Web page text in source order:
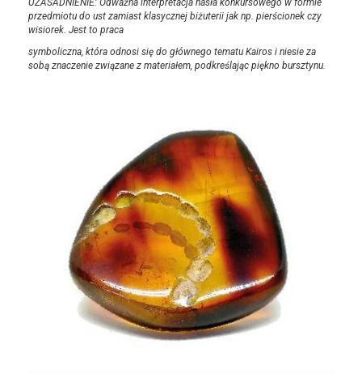
UZASADNIENIE: Odważna interpretacja hasła konkursowego w formie
przedmiotu do ust zamiast klasycznej biżuterii jak np. pierścionek czy
wisiorek. Jest to praca
symboliczna, która odnosi się do głównego tematu Kairos i niesie za
sobą znaczenie związane z materiałem, podkreślając piękno bursztynu.